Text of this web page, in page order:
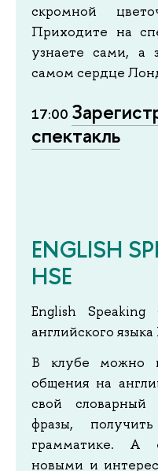
скромной
Приходите на
узнаете сами, а
самом сердце
17:00
спектакль
ENGLISH
HSE
English
английского
В клубе можно
общения на
свой словарный
фразы,
грамматике. А
новыми и